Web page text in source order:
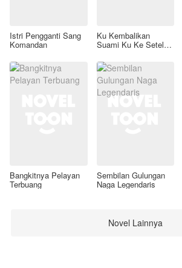
Istri Pengganti Sang
Komandan
Ku Kembalikan
Suami Ku Ke Setelan
Bangkitnya Pelayan
Terbuang
Sembilan Gulungan
Naga Legendaris
Novel Lainnya